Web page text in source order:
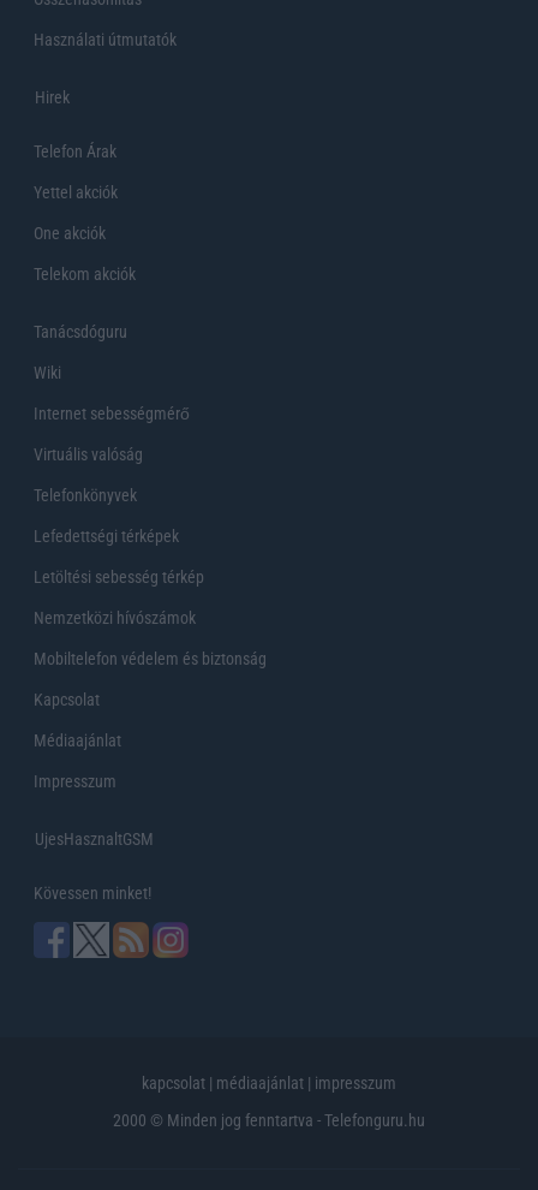
Használati útmutatók
Hirek
Telefon Árak
Yettel akciók
One akciók
Telekom akciók
Tanácsdóguru
Wiki
Internet sebességmérő
Virtuális valóság
Telefonkönyvek
Lefedettségi térképek
Letöltési sebesség térkép
Nemzetközi hívószámok
Mobiltelefon védelem és biztonság
Kapcsolat
Médiaajánlat
Impresszum
UjesHasznaltGSM
Kövessen minket!
kapcsolat | médiaajánlat | impresszum
2000 © Minden jog fenntartva - Telefonguru.hu